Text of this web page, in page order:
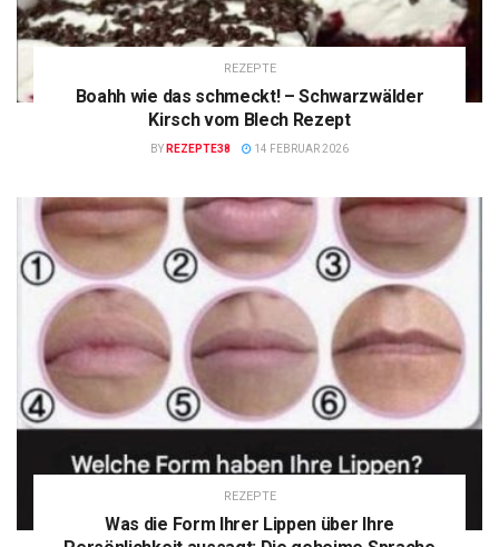
REZEPTE
Boahh wie das schmeckt! – Schwarzwälder
Kirsch vom Blech Rezept
BY REZEPTE38 14 FEBRUAR 2026
REZEPTE
Was die Form Ihrer Lippen über Ihre